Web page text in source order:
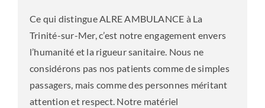
Ce qui distingue ALRE AMBULANCE à La
Trinité-sur-Mer, c’est notre engagement envers
l’humanité et la rigueur sanitaire. Nous ne
considérons pas nos patients comme de simples
passagers, mais comme des personnes méritant
attention et respect. Notre matériel